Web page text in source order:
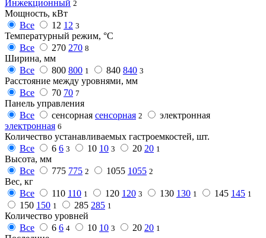
Инжекционный 2
Мощность, кВт
Все
12 12 3
Температурный режим, °C
Все
270 270 8
Ширина, мм
Все
800 800 1 840 840 3
Расстояние между уровнями, мм
Все
70 70 7
Панель управления
Все
сенсорная сенсорная 2
электронная
электронная 6
Количество устанавливаемых гастроемкостей, шт.
Все
6 6 3 10 10 3 20 20 1
Высота, мм
Все
775 775 2 1055 1055 2
Вес, кг
Все
110 110 1 120 120 3 130 130 1 145 145 1
150 150 1 285 285 1
Количество уровней
Все
6 6 4 10 10 3 20 20 1